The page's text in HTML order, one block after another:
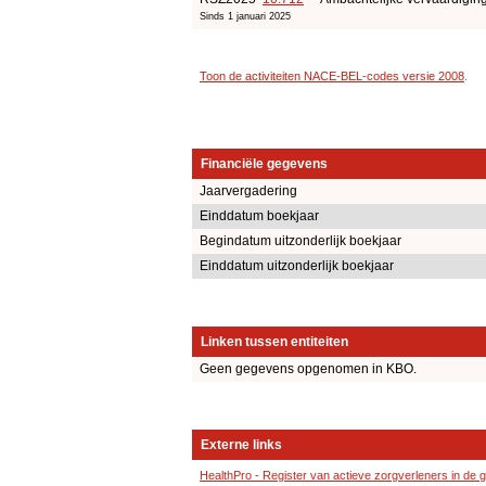
Sinds 1 januari 2025
Toon de activiteiten NACE-BEL-codes versie 2008
Financiële gegevens
Jaarvergadering
Einddatum boekjaar
Begindatum uitzonderlijk boekjaar
Einddatum uitzonderlijk boekjaar
Linken tussen entiteiten
Geen gegevens opgenomen in KBO.
Externe links
HealthPro - Register van actieve zorgverleners in de